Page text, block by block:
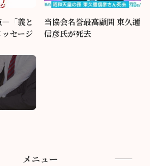
―「義と
セージ
当協会名誉最高顧問 東久邇
信彦氏が死去
メニュー